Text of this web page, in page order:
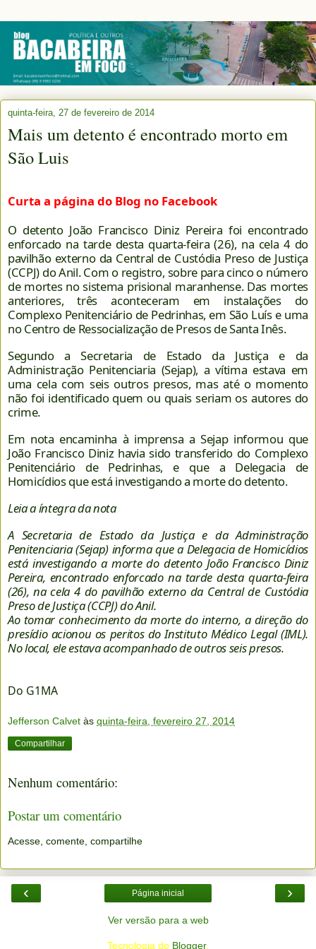
quinta-feira, 27 de fevereiro de 2014
Mais um detento é encontrado morto em
São Luis
Curta a página do Blog no Facebook
O detento João Francisco Diniz Pereira foi encontrado
enforcado na tarde desta quarta-feira (26), na cela 4 do
pavilhão externo da Central de Custódia Preso de Justiça
(CCPJ) do Anil. Com o registro, sobre para cinco o número
de mortes no sistema prisional maranhense. Das mortes
anteriores, três aconteceram em instalações do
Complexo Penitenciário de Pedrinhas, em São Luís e uma
no Centro de Ressocialização de Presos de Santa Inês.
Segundo a Secretaria de Estado da Justiça e da
Administração Penitenciaria (Sejap), a vítima estava em
uma cela com seis outros presos, mas até o momento
não foi identificado quem ou quais seriam os autores do
crime.
Em nota encaminha à imprensa a Sejap informou que
João Francisco Diniz havia sido transferido do Complexo
Penitenciário de Pedrinhas, e que a Delegacia de
Homicídios que está investigando a morte do detento.
Leia a íntegra da nota
A Secretaria de Estado da Justiça e da Administração
Penitenciaria (Sejap) informa que a Delegacia de Homicídios
está investigando a morte do detento João Francisco Diniz
Pereira, encontrado enforcado na tarde desta quarta-feira
(26), na cela 4 do pavilhão externo da Central de Custódia
Preso de Justiça (CCPJ) do Anil.
Ao tomar conhecimento da morte do interno, a direção do
presídio acionou os peritos do Instituto Médico Legal (IML).
No local, ele estava acompanhado de outros seis presos.
Do G1MA
Jefferson Calvet às quinta-feira, fevereiro 27, 2014
Compartilhar
Nenhum comentário:
Postar um comentário
Acesse, comente, compartilhe
‹ ›
Página inicial
Ver versão para a web
Tecnologia do Blogger.